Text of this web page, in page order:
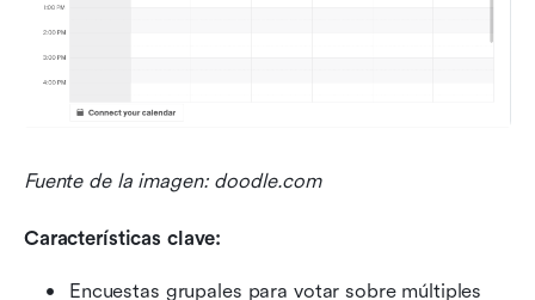
Fuente de la imagen: doodle.com
Características clave:
Encuestas grupales para votar sobre múltiples